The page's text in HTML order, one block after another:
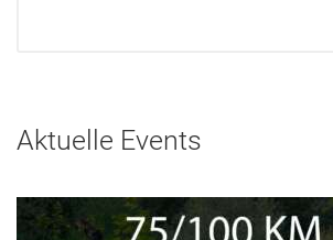
Aktuelle Events